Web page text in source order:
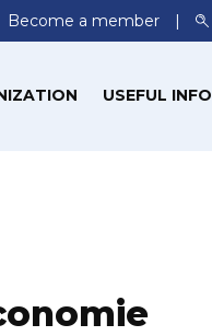
Become a member
USEFUL INFO